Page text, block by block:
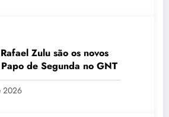
Zulu são os novos
de Segunda no GNT
2026